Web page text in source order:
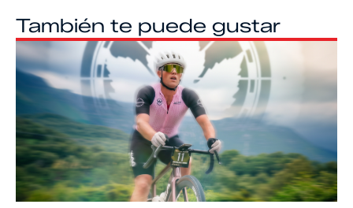
También te puede gustar